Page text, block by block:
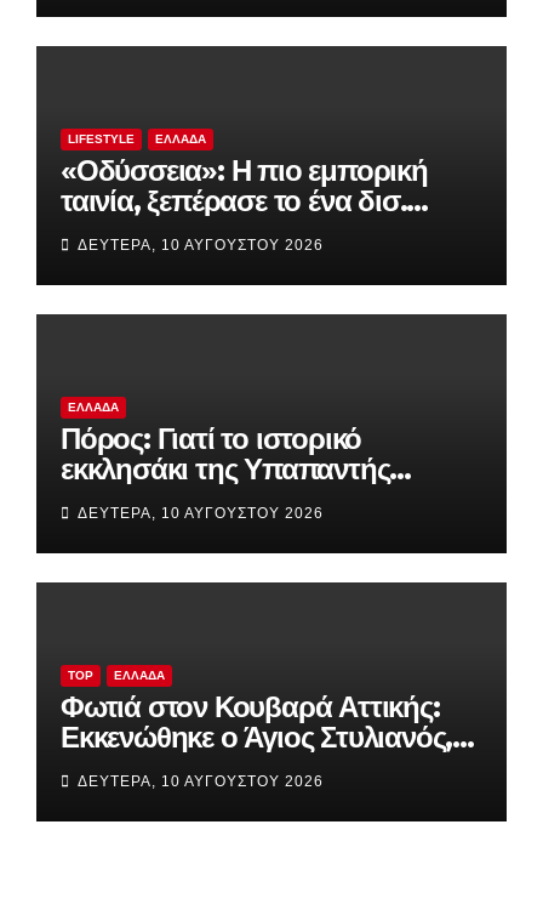
LIFESTYLE ΕΛΛΆΔΑ
«Οδύσσεια»: Η πιο εμπορική
ταινία, ξεπέρασε το ένα δισ.
δολάρια
ΔΕΥΤΈΡΑ, 10 ΑΥΓΟΎΣΤΟΥ 2026
ΕΛΛΆΔΑ
Πόρος: Γιατί το ιστορικό
εκκλησάκι της Υπαπαντής
παραμένει καμένο;
ΔΕΥΤΈΡΑ, 10 ΑΥΓΟΎΣΤΟΥ 2026
TOP ΕΛΛΆΔΑ
Φωτιά στον Κουβαρά Αττικής:
Εκκενώθηκε ο Άγιος Στυλιανός,
στις φλόγες εργοστάσιο, κάηκαν
κτηνοτροφικές μονάδες
ΔΕΥΤΈΡΑ, 10 ΑΥΓΟΎΣΤΟΥ 2026